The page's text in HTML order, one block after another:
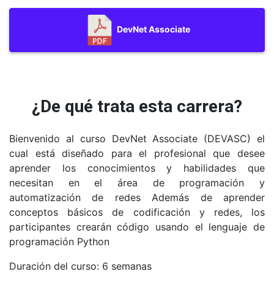
Session#20 Soluciones Cisco para el manejo de la
DevNet Associate
¿De qué trata esta carrera?
Bienvenido al curso DevNet Associate (DEVASC) el
cual está diseñado para el profesional que desee
aprender los conocimientos y habilidades que
necesitan en el área de programación y
automatización de redes Además de aprender
conceptos básicos de codificación y redes, los
participantes crearán código usando el lenguaje de
programación Python
Duración del curso: 6 semanas